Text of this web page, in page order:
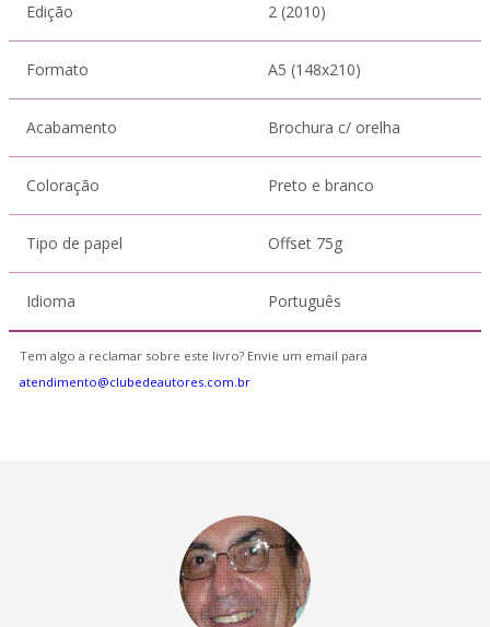
Edição 2 (2010)
Formato A5 (148x210)
Acabamento Brochura c/ orelha
Coloração Preto e branco
Tipo de papel Offset 75g
Idioma Português
Tem algo a reclamar sobre este livro? Envie um email para
atendimento@clubedeautores.com.br